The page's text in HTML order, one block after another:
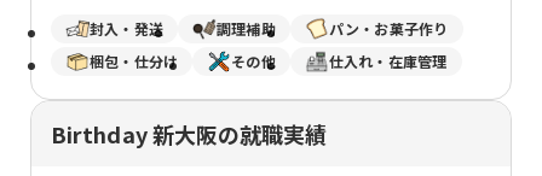
封入・発送 調理補助
パン・お菓子作り
梱包・仕分け
その他 仕入れ・在庫管理
Birthday 新大阪の就職実績